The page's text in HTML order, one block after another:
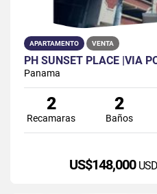
APARTAMENTO VENTA
Panama
2
Recamaras
2
Baños
US$148,000 USD